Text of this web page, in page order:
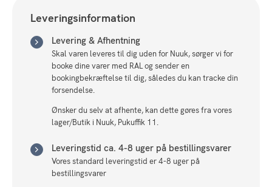
Leveringsinformation
Levering & Afhentning
Skal varen leveres til dig uden for Nuuk, sørger vi for
booke dine varer med RAL og sender en
bookingbekræftelse til dig, således du kan tracke din
forsendelse.
Ønsker du selv at afhente, kan dette gøres fra vores
lager/Butik i Nuuk, Pukuffik 11.
Leveringstid ca. 4-8 uger på bestillingsvarer
Vores standard leveringstid er 4-8 uger på
bestillingsvarer